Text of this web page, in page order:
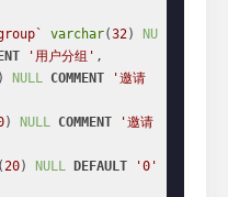
varchar(32)
NU
'用户分组' ,
) NULL COMMENT
'邀请
) NULL COMMENT
'邀请
(20) NULL DEFAULT
'0'